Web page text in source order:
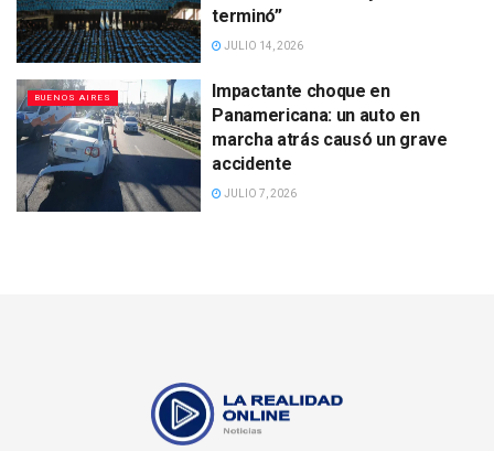
terminó”
JULIO 14, 2026
BUENOS AIRES
Impactante choque en
Panamericana: un auto en
marcha atrás causó un grave
accidente
JULIO 7, 2026